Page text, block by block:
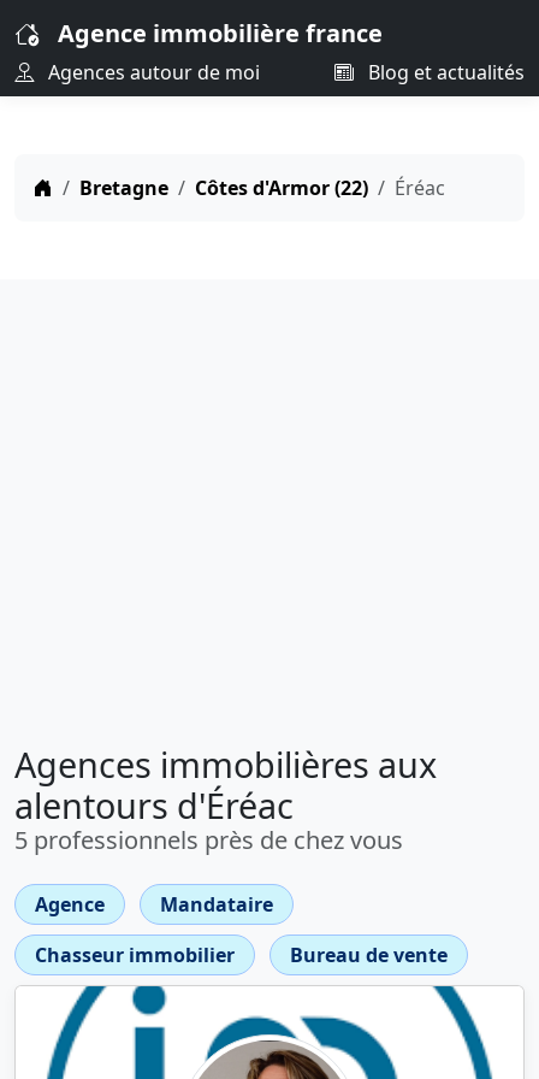
Agence immobilière france
Agences autour de moi Blog et actualités
Bretagne Côtes d'Armor (22) Éréac
Agences immobilières aux
alentours d'Éréac
5 professionnels près de chez vous
Agence
Mandataire
Chasseur immobilier
Bureau de vente